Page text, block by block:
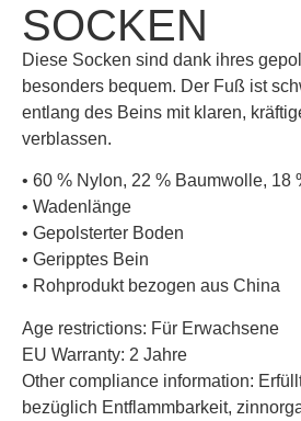
SOCKEN
Diese Socken sind dank ihres
besonders bequem. Der Fuß ist
entlang des Beins mit klaren,
verblassen.
• 60 % Nylon, 22 % Baumwolle, 18
• Wadenlänge
• Gepolsterter Boden
• Geripptes Bein
• Rohprodukt bezogen aus China
Age restrictions: Für Erwachsene
EU Warranty: 2 Jahre
Other compliance information:
bezüglich Entflammbarkeit,